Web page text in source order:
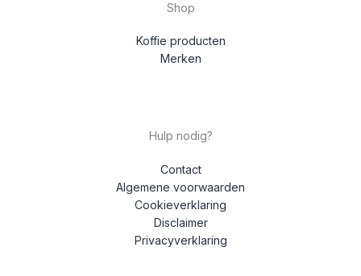
Shop
Koffie producten
Merken
Hulp nodig?
Contact
Algemene voorwaarden
Cookieverklaring
Disclaimer
Privacyverklaring